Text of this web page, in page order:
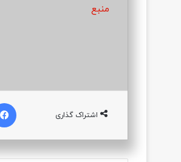
منبع
اشتراک گذاری